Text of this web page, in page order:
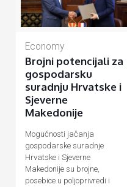
Economy
Brojni potencijali za
gospodarsku
suradnju Hrvatske i
Sjeverne
Makedonije
Mogućnosti jačanja
gospodarske suradnje
Hrvatske i Sjeverne
Makedonije su brojne,
posebice u poljoprivredi i